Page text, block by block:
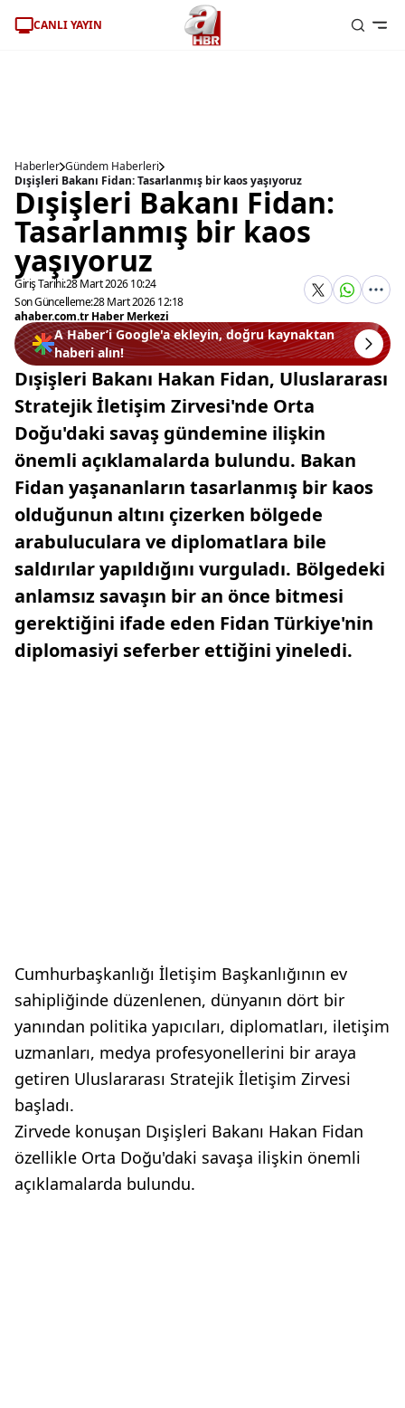
CANLI YAYIN
Haberler Gündem Haberleri
Dışişleri Bakanı Fidan: Tasarlanmış bir kaos yaşıyoruz
Dışişleri Bakanı Fidan:
Tasarlanmış bir kaos
yaşıyoruz
Giriş Tarihi:28 Mart 2026 10:24
Son Güncelleme:28 Mart 2026 12:18
ahaber.com.tr Haber Merkezi
A Haber’i Google'a ekleyin, doğru kaynaktan
haberi alın!
Dışişleri Bakanı Hakan Fidan, Uluslararası
Stratejik İletişim Zirvesi'nde Orta
Doğu'daki savaş gündemine ilişkin
önemli açıklamalarda bulundu. Bakan
Fidan yaşananların tasarlanmış bir kaos
olduğunun altını çizerken bölgede
arabuluculara ve diplomatlara bile
saldırılar yapıldığını vurguladı. Bölgedeki
anlamsız savaşın bir an önce bitmesi
gerektiğini ifade eden Fidan Türkiye'nin
diplomasiyi seferber ettiğini yineledi.
Cumhurbaşkanlığı İletişim Başkanlığının ev
sahipliğinde düzenlenen, dünyanın dört bir
yanından politika yapıcıları, diplomatları, iletişim
uzmanları, medya profesyonellerini bir araya
getiren Uluslararası Stratejik İletişim Zirvesi
başladı.
Zirvede konuşan Dışişleri Bakanı Hakan Fidan
özellikle Orta Doğu'daki savaşa ilişkin önemli
açıklamalarda bulundu.